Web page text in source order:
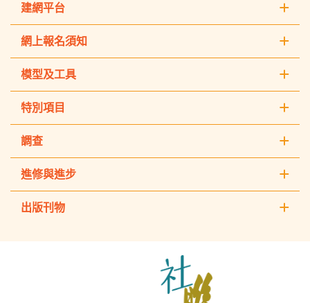
建網平台
網上報名須知
模型及工具
特別項目
調查
進修與進步
出版刊物